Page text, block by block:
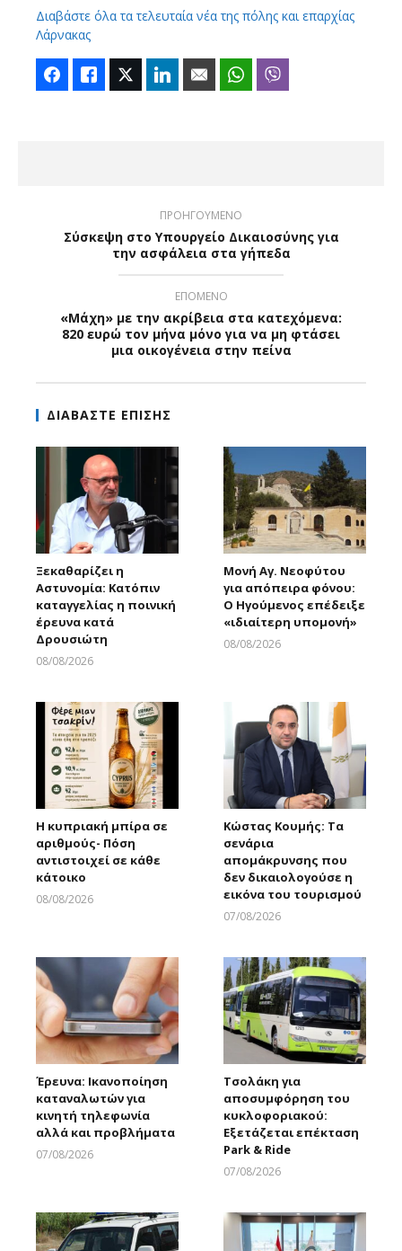
Διαβάστε όλα τα τελευταία νέα της πόλης και επαρχίας
Λάρνακας
FacebookLike Twitter LinkedIn Email WhatsApp
ΠΡΟΗΓΟΥΜΕΝΟ
Σύσκεψη στο Υπουργείο Δικαιοσύνης για
την ασφάλεια στα γήπεδα
ΕΠΟΜΕΝΟ
«Μάχη» με την ακρίβεια στα κατεχόμενα:
820 ευρώ τον μήνα μόνο για να μη φτάσει
μια οικογένεια στην πείνα
ΔΙΑΒΑΣΤΕ ΕΠΙΣΗΣ
Ξεκαθαρίζει η
Αστυνομία: Κατόπιν
καταγγελίας η ποινική
έρευνα κατά
Δρουσιώτη
08/08/2026
Μονή Αγ. Νεοφύτου
για απόπειρα φόνου:
Ο Ηγούμενος επέδειξε
«ιδιαίτερη υπομονή»
08/08/2026
Η κυπριακή μπίρα σε
αριθμούς- Πόση
αντιστοιχεί σε κάθε
κάτοικο
08/08/2026
Κώστας Κουμής: Τα
σενάρια
απομάκρυνσης που
δεν δικαιολογούσε η
εικόνα του τουρισμού
07/08/2026
Έρευνα: Ικανοποίηση
καταναλωτών για
κινητή τηλεφωνία
αλλά και προβλήματα
07/08/2026
Τσολάκη για
αποσυμφόρηση του
κυκλοφοριακού:
Εξετάζεται επέκταση
Park & Ride
07/08/2026